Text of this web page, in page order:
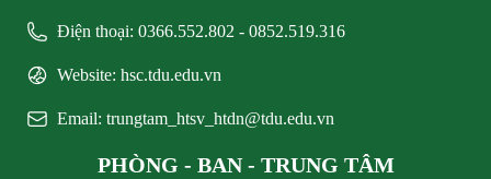
Điện thoại: 0366.552.802 - 0852.519.316
Website: hsc.tdu.edu.vn
Email: trungtam_htsv_htdn@tdu.edu.vn
PHÒNG - BAN - TRUNG TÂM